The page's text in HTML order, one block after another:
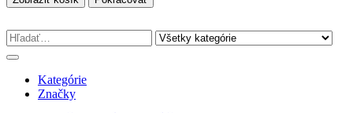
Kategórie
Značky